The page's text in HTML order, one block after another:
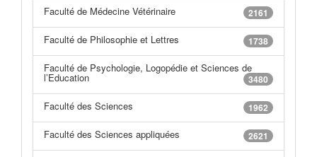
Faculté de Médecine Vétérinaire 2161
Faculté de Philosophie et Lettres 1738
Faculté de Psychologie, Logopédie et Sciences de
l’Education 3480
Faculté des Sciences 1962
Faculté des Sciences appliquées 2621